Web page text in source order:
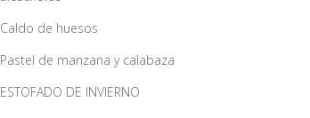
Caldo de huesos
Pastel de manzana y calabaza
ESTOFADO DE INVIERNO